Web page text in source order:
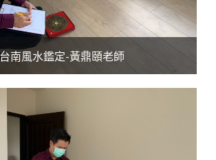
台南風水鑑定-黃鼎頤老師